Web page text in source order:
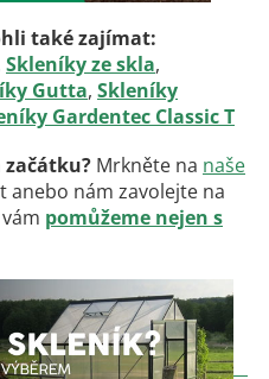
také zajímat:
Skleníky ze skla,
Gutta, Skleníky
Gardentec Classic T
začátku? Mrkněte na naše
anebo nám zavolejte na
pomůžeme nejen s